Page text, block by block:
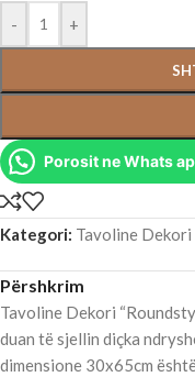
-
+
Porosit ne Whats
Kategori: Tavoline
Përshkrim
Tavoline Dekori
duan të sjellin diçka
dimensione 30x65cm